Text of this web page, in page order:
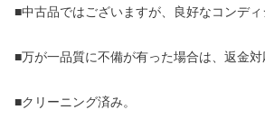
■中古品ではございますが、良好なコンディ
■万が一品質に不備が有った場合は、返金対
■クリーニング済み。